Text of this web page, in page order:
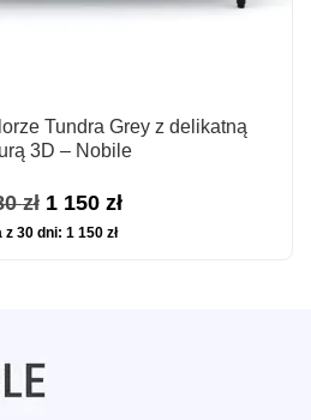
Tundra Grey z delikatną
3D – Nobile
zł Pierwotna
cena
1 150 złAktualna
z 30 dni: 1 150 zł